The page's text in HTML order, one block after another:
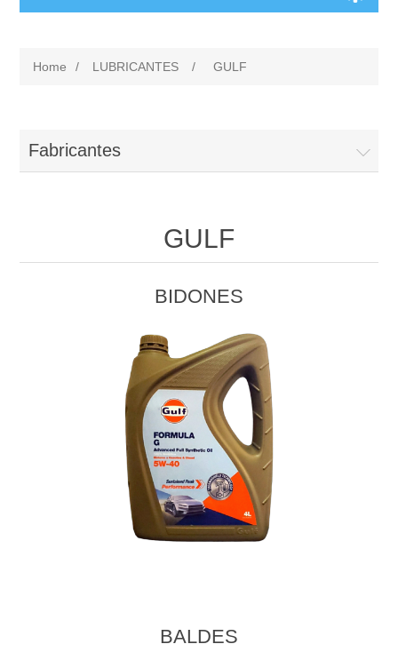
Home / LUBRICANTES / GULF
Fabricantes
GULF
BIDONES
BALDES